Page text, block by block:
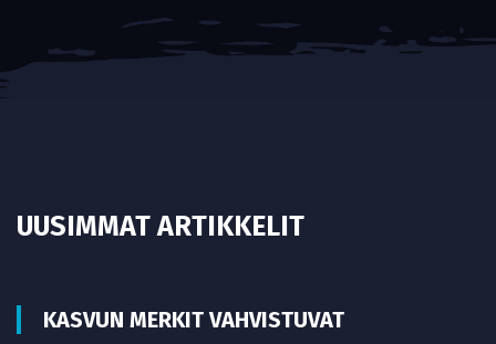
UUSIMMAT ARTIKKELIT
KASVUN MERKIT VAHVISTUVAT